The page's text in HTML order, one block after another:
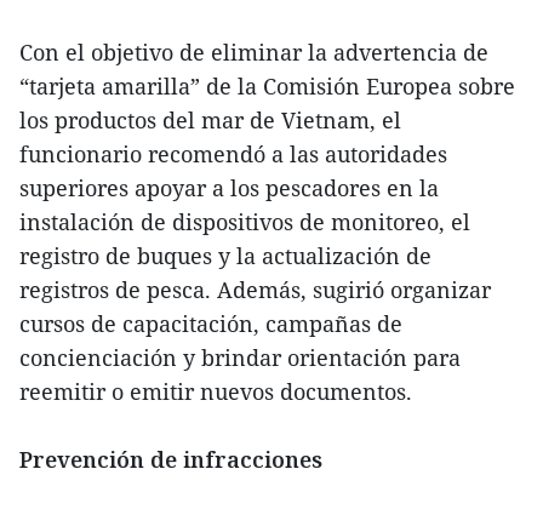
Con el objetivo de eliminar la advertencia de
“tarjeta amarilla” de la Comisión Europea sobre
los productos del mar de Vietnam, el
funcionario recomendó a las autoridades
superiores apoyar a los pescadores en la
instalación de dispositivos de monitoreo, el
registro de buques y la actualización de
registros de pesca. Además, sugirió organizar
cursos de capacitación, campañas de
concienciación y brindar orientación para
reemitir o emitir nuevos documentos.
Prevención de infracciones